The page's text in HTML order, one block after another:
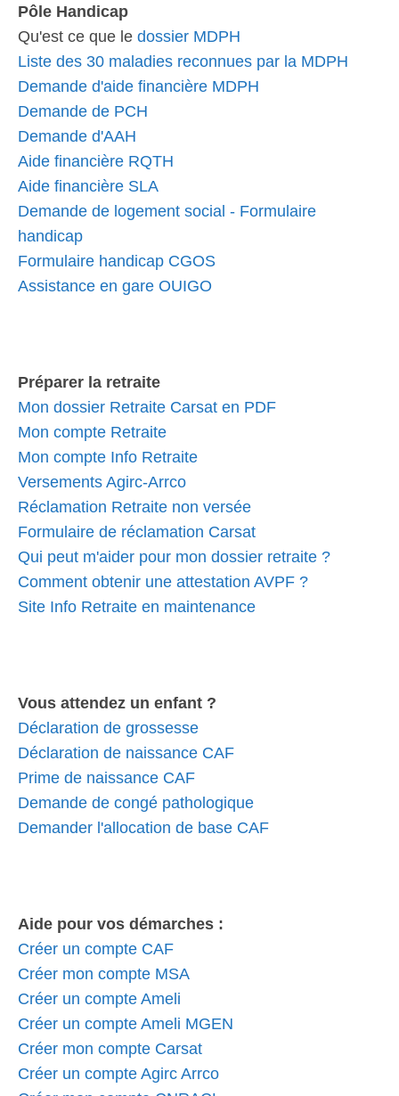
Pôle Handicap
Qu'est ce que le dossier MDPH
Liste des 30 maladies reconnues par la MDPH
Demande d'aide financière MDPH
Demande de PCH
Demande d'AAH
Aide financière RQTH
Aide financière SLA
Demande de logement social - Formulaire
handicap
Formulaire handicap CGOS
Assistance en gare OUIGO
Préparer la retraite
Mon dossier Retraite Carsat en PDF
Mon compte Retraite
Mon compte Info Retraite
Versements Agirc-Arrco
Réclamation Retraite non versée
Formulaire de réclamation Carsat
Qui peut m'aider pour mon dossier retraite ?
Comment obtenir une attestation AVPF ?
Site Info Retraite en maintenance
Vous attendez un enfant ?
Déclaration de grossesse
Déclaration de naissance CAF
Prime de naissance CAF
Demande de congé pathologique
Demander l'allocation de base CAF
Aide pour vos démarches :
Créer un compte CAF
Créer mon compte MSA
Créer un compte Ameli
Créer un compte Ameli MGEN
Créer mon compte Carsat
Créer un compte Agirc Arrco